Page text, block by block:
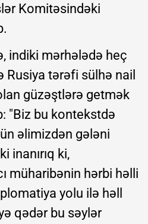
Komitəsindəki
indiki mərhələdə heç
Rusiya tərəfi sülhə nail
güzəştlərə getmək
"Biz bu kontekstdə
əlimizdən gələni
inanırıq ki,
müharibənin hərbi həlli
yolu ilə həll
qədər bu səylər